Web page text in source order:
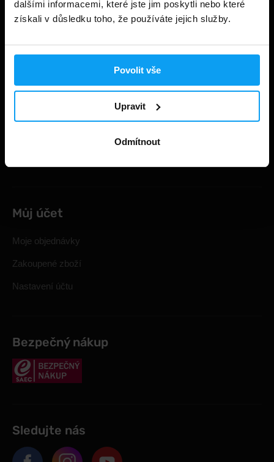
dalšími informacemi, které jste jim poskytli nebo které
získali v důsledku toho, že používáte jejich služby.
Povolit vše
Upravit
Odmítnout
Obchodní podmínky
Ochrana soukromí
Odstoupení od smlouvy
Můj účet
Moje objednávky
Zakoupené zboží
Nastavení účtu
Bezpečný nákup
Sledujte nás